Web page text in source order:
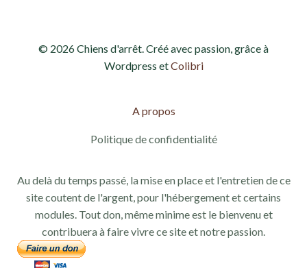
© 2026 Chiens d'arrêt. Créé avec passion, grâce à
Wordpress etColibri
A propos
Politique de confidentialité
Au delà du temps passé, la mise en place et l'entretien de ce
site coutent de l'argent, pour l'hébergement et certains
modules. Tout don, même minime est le bienvenu et
contribuera à faire vivre ce site et notre passion.